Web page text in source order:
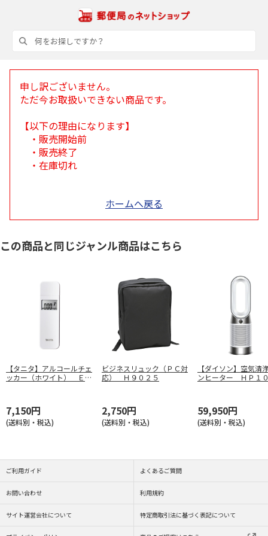
申し訳ございません。
ただ今お取扱いできない商品です。
【以下の理由になります】
・販売開始前
・販売終了
・在庫切れ
ホームへ戻る
この商品と同じジャンル商品はこちら
【タニタ】アルコールチェ
ッカー（ホワイト） ＥＡ
7,150円
(送料別・税込)
ビジネスリュック（ＰＣ対
応） Ｈ９０２５
2,750円
(送料別・税込)
【ダイソン】空気清
ンヒーター ＨＰ１
59,950円
(送料別・税込)
ご利用ガイド よくあるご質問
お問い合わせ 利用規約
サイト運営会社について 特定商取引法に基づく表記について